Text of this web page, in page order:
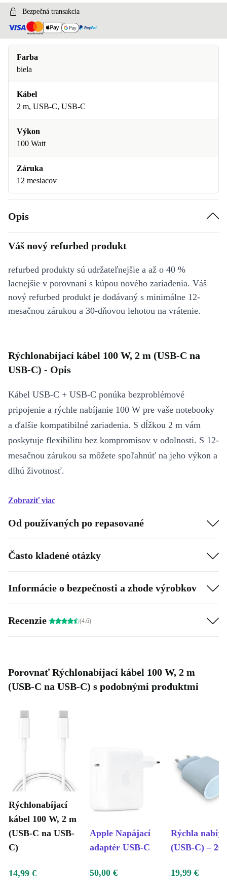
Bezpečná transakcia
Farba
biela
Kábel
2 m, USB-C, USB-C
Výkon
100 Watt
Záruka
12 mesiacov
Opis
Váš nový refurbed produkt
refurbed produkty sú udržateľnejšie a až o 40 %
lacnejšie v porovnaní s kúpou nového zariadenia. Váš
nový refurbed produkt je dodávaný s minimálne 12-
mesačnou zárukou a 30-dňovou lehotou na vrátenie.
Rýchlonabíjací kábel 100 W, 2 m (USB-C na
USB-C) - Opis
Kábel USB-C + USB-C ponúka bezproblémové
pripojenie a rýchle nabíjanie 100 W pre vaše notebooky
a ďalšie kompatibilné zariadenia. S dĺžkou 2 m vám
poskytuje flexibilitu bez kompromisov v odolnosti. S 12-
mesačnou zárukou sa môžete spoľahnúť na jeho výkon a
dlhú životnosť.
Zobraziť viac
Od používaných po repasované
Často kladené otázky
Informácie o bezpečnosti a zhode výrobkov
Recenzie (4.6)
Porovnať Rýchlonabíjací kábel 100 W, 2 m
(USB-C na USB-C) s podobnými produktmi
Rýchlonabíjací
kábel 100 W, 2 m
(USB-C na USB-
C)
Apple Napájací
adaptér USB-C
Rýchla
(USB-C) – 20
14,99 € 50,00 € 19,99 €